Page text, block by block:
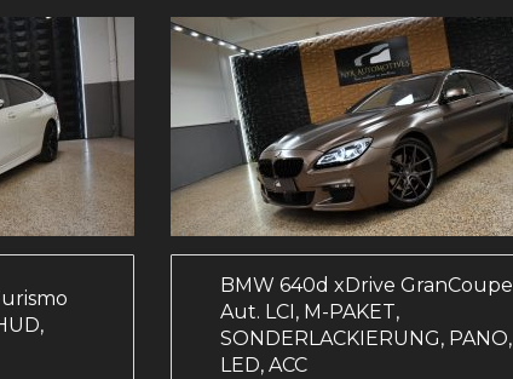
BMW 640d xDrive GranCoupe
Aut. LCI, M-PAKET,
SONDERLACKIERUNG, PANO,
LED, ACC